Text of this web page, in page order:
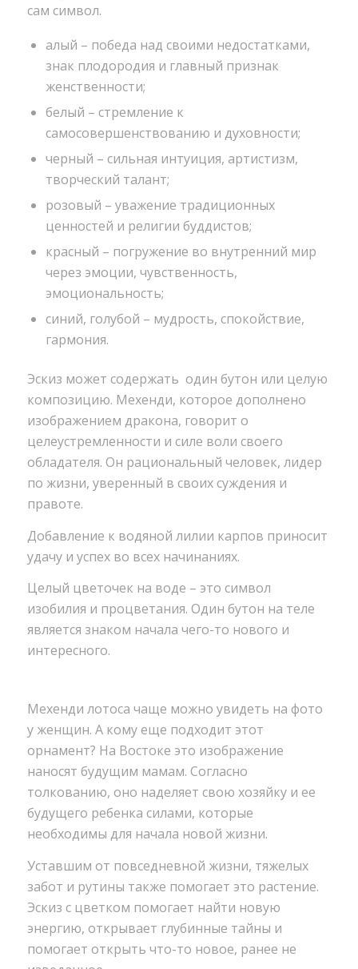
сам символ.
алый – победа над своими недостатками,
знак плодородия и главный признак
женственности;
белый – стремление к
самосовершенствованию и духовности;
черный – сильная интуиция, артистизм,
творческий талант;
розовый – уважение традиционных
ценностей и религии буддистов;
красный – погружение во внутренний мир
через эмоции, чувственность,
эмоциональность;
синий, голубой – мудрость, спокойствие,
гармония.
Эскиз может содержать один бутон или целую
композицию. Мехенди, которое дополнено
изображением дракона, говорит о
целеустремленности и силе воли своего
обладателя. Он рациональный человек, лидер
по жизни, уверенный в своих суждения и
правоте.
Добавление к водяной лилии карпов приносит
удачу и успех во всех начинаниях.
Целый цветочек на воде – это символ
изобилия и процветания. Один бутон на теле
является знаком начала чего-то нового и
интересного.
Мехенди лотоса чаще можно увидеть на фото
у женщин. А кому еще подходит этот
орнамент? На Востоке это изображение
наносят будущим мамам. Согласно
толкованию, оно наделяет свою хозяйку и ее
будущего ребенка силами, которые
необходимы для начала новой жизни.
Уставшим от повседневной жизни, тяжелых
забот и рутины также помогает это растение.
Эскиз с цветком помогает найти новую
энергию, открывает глубинные тайны и
помогает открыть что-то новое, ранее не